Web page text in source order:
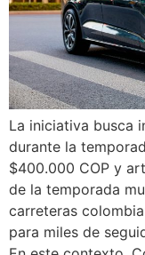
La iniciativa busca
durante la
$400.000 COP y
de la temporada
carreteras
para miles de